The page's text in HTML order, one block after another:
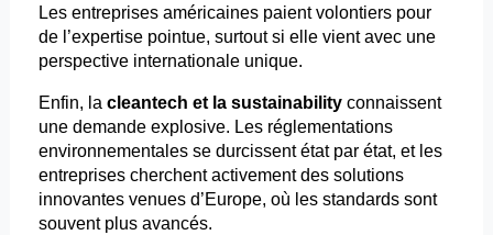
Les entreprises américaines paient volontiers pour
de l’expertise pointue, surtout si elle vient avec une
perspective internationale unique.
Enfin, la cleantech et la sustainabilityconnaissent
une demande explosive. Les réglementations
environnementales se durcissent état par état, et les
entreprises cherchent activement des solutions
innovantes venues d’Europe, où les standards sont
souvent plus avancés.